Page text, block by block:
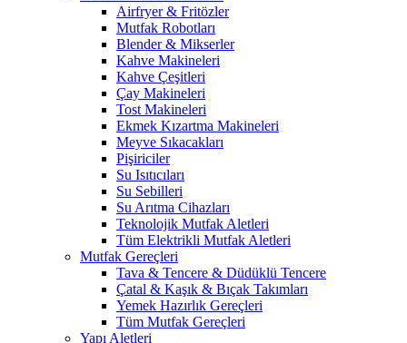
Airfryer & Fritözler
Mutfak Robotları
Blender & Mikserler
Kahve Makineleri
Kahve Çeşitleri
Çay Makineleri
Tost Makineleri
Ekmek Kızartma Makineleri
Meyve Sıkacakları
Pişiriciler
Su Isıtıcıları
Su Sebilleri
Su Arıtma Cihazları
Teknolojik Mutfak Aletleri
Tüm Elektrikli Mutfak Aletleri
Mutfak Gereçleri
Tava & Tencere & Düdüklü Tencere
Çatal & Kaşık & Bıçak Takımları
Yemek Hazırlık Gereçleri
Tüm Mutfak Gereçleri
Yapı Aletleri